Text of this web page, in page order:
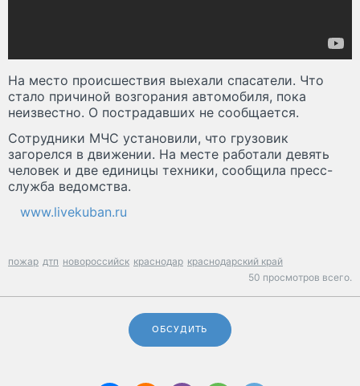
На место происшествия выехали спасатели. Что
стало причиной возгорания автомобиля, пока
неизвестно. О пострадавших не сообщается.
Сотрудники МЧС установили, что грузовик
загорелся в движении. На месте работали девять
человек и две единицы техники, сообщила пресс-
служба ведомства.
www.livekuban.ru
пожар дтп новороссийск краснодар краснодарский край
50 просмотров всего.
ОБСУДИТЬ